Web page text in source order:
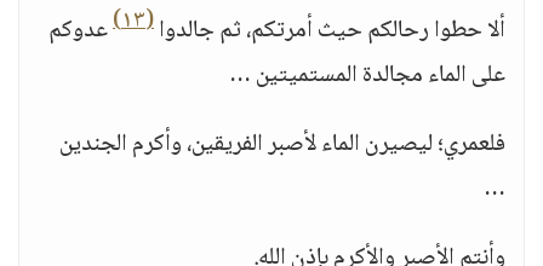
ألا حطوا رحالكم حيث أمرتكم، ثم جالدوا(١٣)
عدوكم
على الماء مجالدة المستميتين …
فلعمري؛ ليصيرن الماء لأصبر الفريقين، وأكرم الجندين
…